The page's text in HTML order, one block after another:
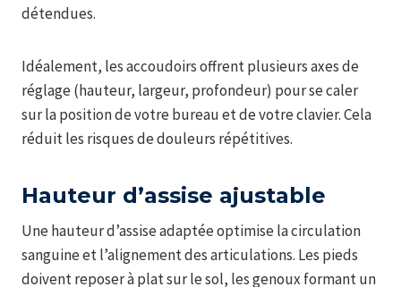
détendues.
Idéalement, les accoudoirs offrent plusieurs axes de
réglage (hauteur, largeur, profondeur) pour se caler
sur la position de votre bureau et de votre clavier. Cela
réduit les risques de douleurs répétitives.
Hauteur d’assise ajustable
Une hauteur d’assise adaptée optimise la circulation
sanguine et l’alignement des articulations. Les pieds
doivent reposer à plat sur le sol, les genoux formant un